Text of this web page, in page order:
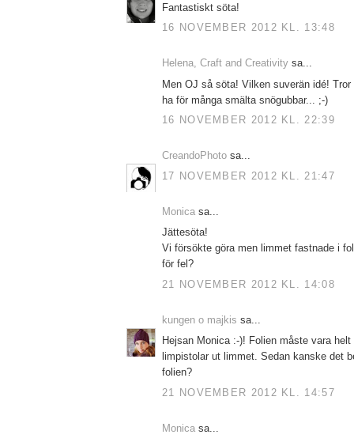
Fantastiskt söta!
16 NOVEMBER 2012 KL. 13:48
Helena, Craft and Creativity sa...
Men OJ så söta! Vilken suverän idé!
ha för många smälta snögubbar... ;-)
16 NOVEMBER 2012 KL. 22:39
CreandoPhoto sa...
17 NOVEMBER 2012 KL. 21:47
Monica sa...
Jättesöta!
Vi försökte göra men limmet fastnade i
för fel?
21 NOVEMBER 2012 KL. 14:08
kungen o majkis sa...
Hejsan Monica :-)! Folien måste vara
limpistolar ut limmet. Sedan kanske det
folien?
21 NOVEMBER 2012 KL. 14:57
Monica sa...